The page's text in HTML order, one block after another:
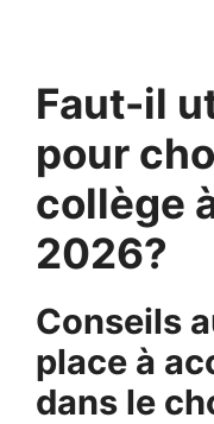
Faut-il
pour
collège
2026?
Conseils
place à
dans le